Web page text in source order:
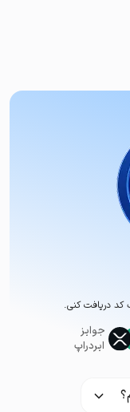
کد دریافت کنی.
جوایز
ایردراپ